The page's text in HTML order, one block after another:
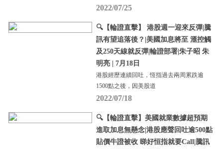
2022/07/25
🔍【輪證直擊】 港股週一迎來反彈|騰
訊有望追落後？|美國加息將至 滙控觸
及250天線就反彈|輪證部署|朱子昭 朱
明亮 | 7月18日
港股經歷連續回吐，恆指過去兩周累跌逾
1500點之後，因美股道
2022/07/18
🔍【輪證直擊】美國就業數據超預期
進取加息無懸念|港股應聲回吐逾500點
貼價牛證被收 睇好恒指就要Call|騰訊